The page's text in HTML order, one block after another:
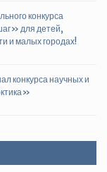
конкурса
для детей,
и малых городах!
конкурса научных и